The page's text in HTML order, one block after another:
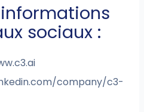
sociaux :
company/c3-